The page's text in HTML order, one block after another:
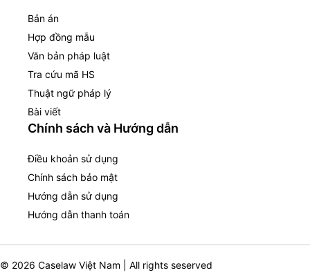
Bản án
Hợp đồng mẫu
Văn bản pháp luật
Tra cứu mã HS
Thuật ngữ pháp lý
Bài viết
Chính sách và Hướng dẫn
Điều khoản sử dụng
Chính sách bảo mật
Hướng dẫn sử dụng
Hướng dẫn thanh toán
© 2026 Caselaw Việt Nam | All rights seserved